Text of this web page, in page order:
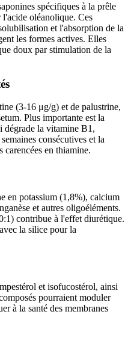
spécifiques à la prêle
l'acide oléanolique. Ces
et l'absorption de la
les formes actives. Elles
doux par stimulation de la
(3-16 μg/g) et de palustrine,
Plus importante est la
dégrade la vitamine B1,
consécutives et la
carencées en thiamine.
en potassium (1,8%), calcium
et autres oligoéléments.
contribue à l'effet diurétique.
la silice pour la
et isofucostérol, ainsi
pourraient moduler
à la santé des membranes